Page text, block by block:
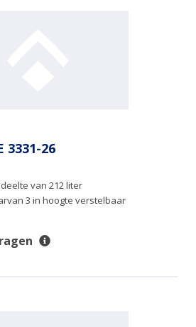
3331-26
van 212 liter
3 in hoogte verstelbaar